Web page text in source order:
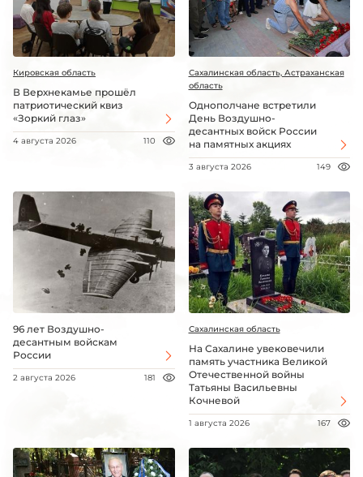
Кировская область
В Верхнекамье прошёл
патриотический квиз
«Зоркий глаз»
4 августа 2026 110
Сахалинская область, Астраханская
область
Однополчане встретили
День Воздушно-
десантных войск России
на памятных акциях
3 августа 2026 149
96 лет Воздушно-
десантным войскам
России
2 августа 2026 181
Сахалинская область
На Сахалине увековечили
память участника Великой
Отечественной войны
Татьяны Васильевны
Кочневой
1 августа 2026 167